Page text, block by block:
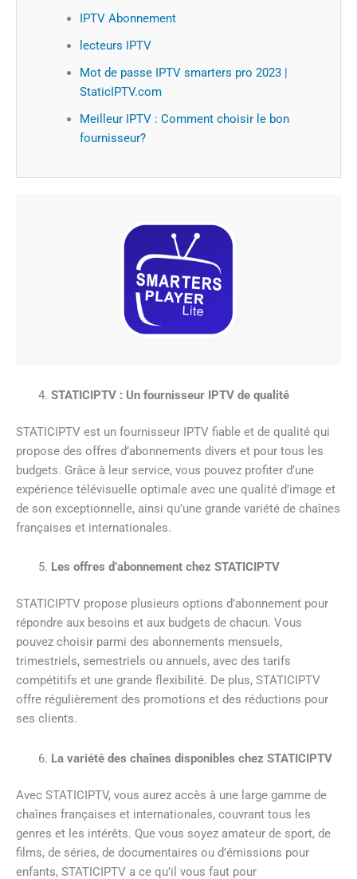
IPTV Abonnement
lecteurs IPTV
Mot de passe IPTV smarters pro 2023 |
StaticIPTV.com
Meilleur IPTV : Comment choisir le bon
fournisseur?
STATICIPTV : Un fournisseur IPTV de qualité
STATICIPTV est un fournisseur IPTV fiable et de qualité qui
propose des offres d’abonnements divers et pour tous les
budgets. Grâce à leur service, vous pouvez profiter d’une
expérience télévisuelle optimale avec une qualité d’image et
de son exceptionnelle, ainsi qu’une grande variété de chaînes
françaises et internationales.
Les offres d’abonnement chez STATICIPTV
STATICIPTV propose plusieurs options d’abonnement pour
répondre aux besoins et aux budgets de chacun. Vous
pouvez choisir parmi des abonnements mensuels,
trimestriels, semestriels ou annuels, avec des tarifs
compétitifs et une grande flexibilité. De plus, STATICIPTV
offre régulièrement des promotions et des réductions pour
ses clients.
La variété des chaînes disponibles chez STATICIPTV
Avec STATICIPTV, vous aurez accès à une large gamme de
chaînes françaises et internationales, couvrant tous les
genres et les intérêts. Que vous soyez amateur de sport, de
films, de séries, de documentaires ou d’émissions pour
enfants, STATICIPTV a ce qu’il vous faut pour